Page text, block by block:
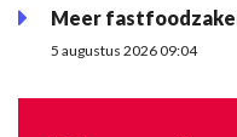
Meer
5 augustus 2026 09:04